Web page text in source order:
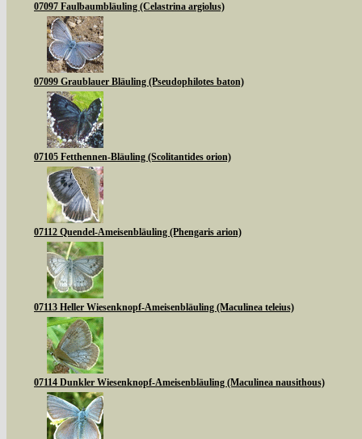
07097 Faulbaumbläuling (Celastrina argiolus)
07099 Graublauer Bläuling (Pseudophilotes baton)
07105 Fetthennen-Bläuling (Scolitantides orion)
07112 Quendel-Ameisenbläuling (Phengaris arion)
07113 Heller Wiesenknopf-Ameisenbläuling (Maculinea teleius)
07114 Dunkler Wiesenknopf-Ameisenbläuling (Maculinea nausithous)